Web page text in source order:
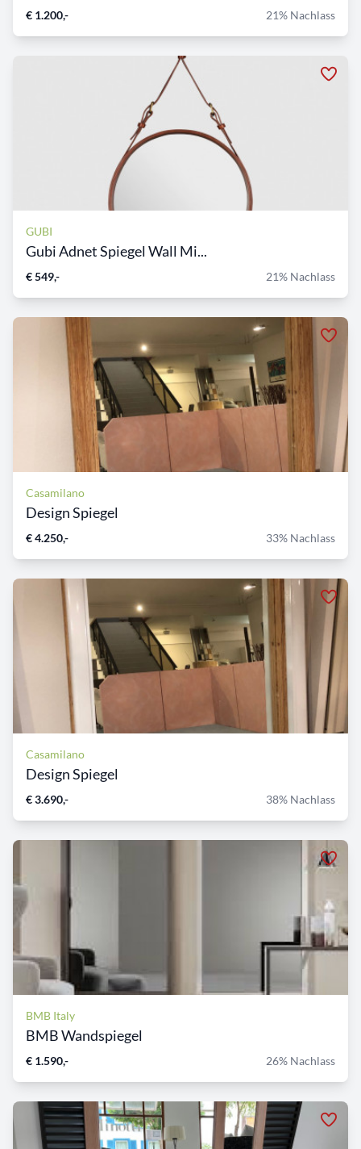
€ 1.200,- 21% Nachlass
GUBI
Gubi Adnet Spiegel Wall Mi...
€ 549,- 21% Nachlass
Casamilano
Design Spiegel
€ 4.250,- 33% Nachlass
Casamilano
Design Spiegel
€ 3.690,- 38% Nachlass
BMB Italy
BMB Wandspiegel
€ 1.590,- 26% Nachlass